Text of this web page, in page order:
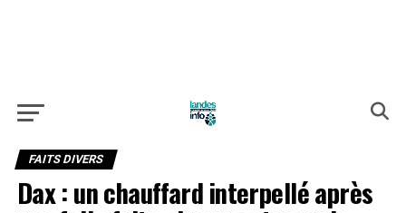
FAITS DIVERS
Dax : un chauffard interpellé après